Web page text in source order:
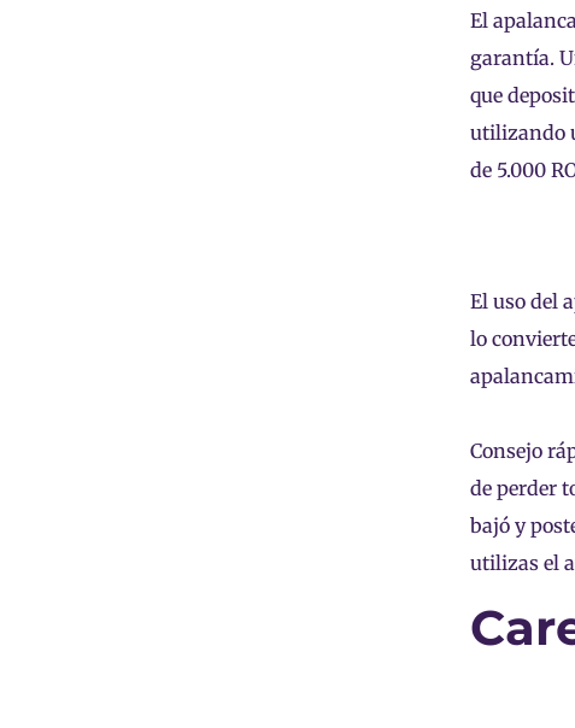
El
garantía.
que
utilizando
de 5.000
El uso del
lo
Consejo
de perder
bajó y
utilizas el